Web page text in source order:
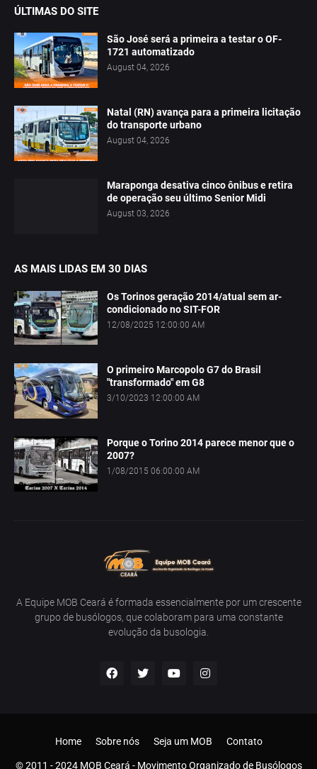
ÚLTIMAS DO SITE
São José será a primeira a testar o OF-
1721 automatizado
August 04, 2026
Natal (RN) avança para a primeira licitação
do transporte urbano
August 04, 2026
Maraponga desativa cinco ônibus e retira
de operação seu último Senior Midi
August 03, 2026
AS MAIS LIDAS EM 30 DIAS
Os Torinos geração 2014/atual sem ar-
condicionado no SIT-FOR
12/08/2025 12:00:00 AM
O primeiro Marcopolo G7 do Brasil
"transformado" em G8
3/10/2023 12:00:00 AM
Porque o Torino 2014 parece menor que o
2007?
1/08/2015 06:00:00 AM
A Equipe MOB Ceará é formada essencialmente por um crescente
grupo de busólogos, que colaboram para uma constante
evolução da busologia.
© 2011 - 2024 MOB Ceará - Movimento Organizado de Busólogos
Home Sobre nós Seja um MOB Contato